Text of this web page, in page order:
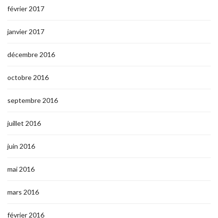
février 2017
janvier 2017
décembre 2016
octobre 2016
septembre 2016
juillet 2016
juin 2016
mai 2016
mars 2016
février 2016